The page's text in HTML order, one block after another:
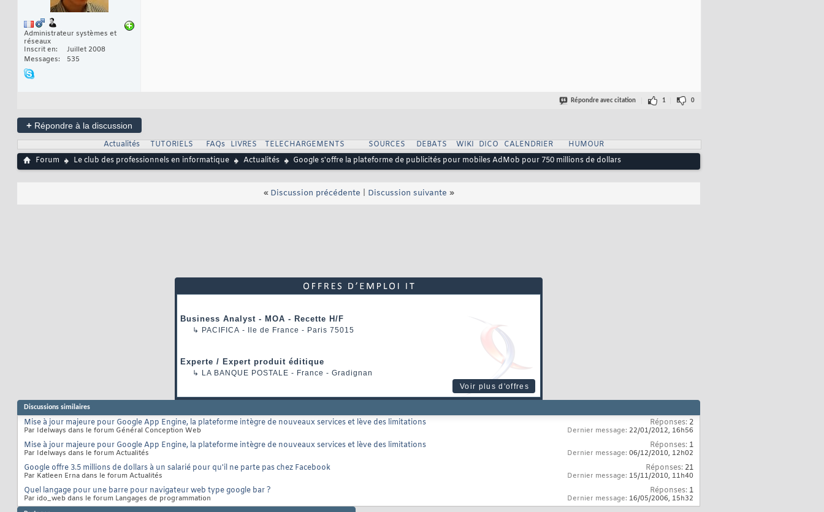
Administrateur systèmes et
réseaux
Inscrit en
Juillet 2008
Messages
535
Répondre avec citation 1 0
+ Répondre à la discussion
Actualités
TUTORIELS FAQs LIVRES TELECHARGEMENTS SOURCES DEBATS WIKI DICO CALENDRIER
HUMOUR
Forum
Le club des professionnels en informatique Actualités Google s'offre la plateforme de publicités pour mobiles AdMob pour 750 millions de dollars
« Discussion précédente Discussion suivante »
Business Analyst - MOA - Recette H/F
↳ PACIFICA - Ile de France - Paris 75015
Experte / Expert produit éditique
↳ LA BANQUE POSTALE - France - Gradignan
Voir plus d'offres
Discussions similaires
Mise à jour majeure pour Google App Engine, la plateforme intègre de nouveaux services et lève des limitations
Par Idelways dans le forum Général Conception Web
Réponses: 2
Dernier message: 22/01/2012, 16h56
Mise à jour majeure pour Google App Engine, la plateforme intègre de nouveaux services et lève des limitations
Par Idelways dans le forum Actualités
Réponses: 1
Dernier message: 06/12/2010, 12h02
Google offre 3.5 millions de dollars à un salarié pour qu'il ne parte pas chez Facebook
Par Katleen Erna dans le forum Actualités
Réponses: 21
Dernier message: 15/11/2010, 11h40
Quel langage pour une barre pour navigateur web type google bar ?
Par ido_web dans le forum Langages de programmation
Réponses: 1
Dernier message: 16/05/2006, 15h32